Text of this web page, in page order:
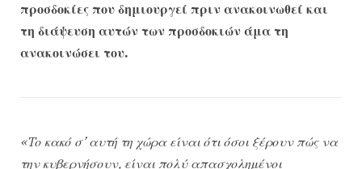
προσδοκίες που δημιουργεί πριν ανακοινωθεί και
τη διάψευση αυτών των προσδοκιών άμα τη
ανακοινώσει του.
«Tο κακό σ’ αυτή τη χώρα είναι ότι όσοι ξέρουν πώς να
την κυβερνήσουν, είναι πολύ απασχολημένοι